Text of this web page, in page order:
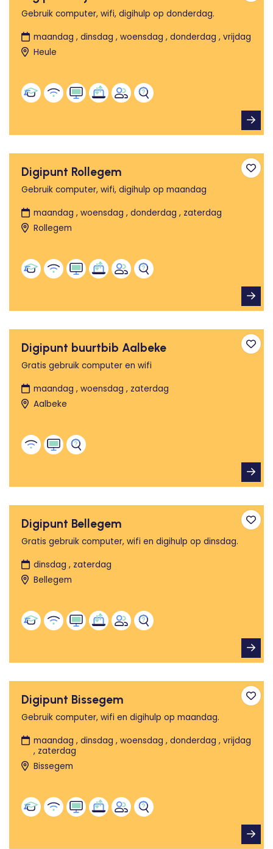
Gebruik computer, wifi, digihulp op donderdag.
maandag , dinsdag , woensdag , donderdag , vrijdag
Heule
Digipunt Rollegem
Gebruik computer, wifi, digihulp op maandag
maandag , woensdag , donderdag , zaterdag
Rollegem
Digipunt buurtbib Aalbeke
Gratis gebruik computer en wifi
maandag , woensdag , zaterdag
Aalbeke
Digipunt Bellegem
Gratis gebruik computer, wifi en digihulp op dinsdag.
dinsdag , zaterdag
Bellegem
Digipunt Bissegem
Gebruik computer, wifi en digihulp op maandag.
maandag , dinsdag , woensdag , donderdag , vrijdag
, zaterdag
Bissegem